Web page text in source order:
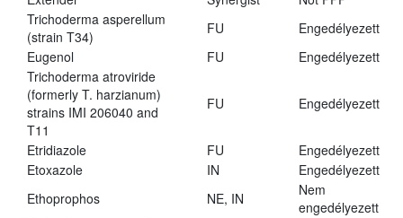
Trichoderma asperellum
(strain T34)
FU
Engedélyezett
Eugenol
FU
Engedélyezett
Trichoderma atroviride
(formerly T. harzianum)
strains IMI 206040 and
T11
FU Engedélyezett
Etridiazole FU
Engedélyezett
Etoxazole
IN
Engedélyezett
Ethoprophos
NE, IN
Nem
engedélyezett